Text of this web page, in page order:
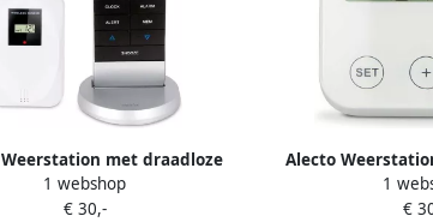
met draadloze
Zwart Zilver WS-1150
1 webshop
€ 30,-
Alecto
sensor Zwart
1
€